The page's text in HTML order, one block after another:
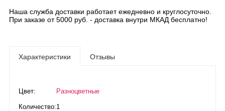
Наша служба доставки работает ежедневно и круглосуточно.
При заказе от 5000 руб. - доставка внутри МКАД бесплатно!
Характеристики Отзывы
Цвет: Разноцветные
Количество:1